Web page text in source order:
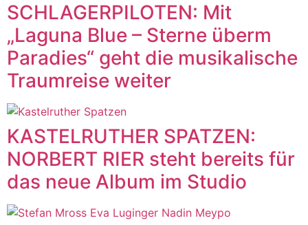
SCHLAGERPILOTEN: Mit
„Laguna Blue – Sterne überm
Paradies“ geht die musikalische
Traumreise weiter
KASTELRUTHER SPATZEN:
NORBERT RIER steht bereits für
das neue Album im Studio